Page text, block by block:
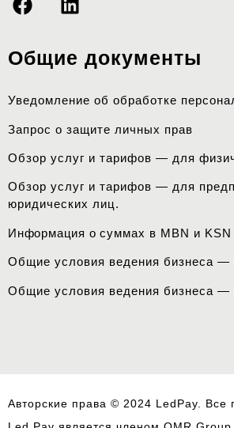
Общие документы
Уведомление об обработке
Запрос о защите личных прав
Обзор услуг и тарифов — для
Обзор услуг и тарифов — для
юридических лиц.
Информация осуммах в MBN и KSN
Общие условия ведения бизнеса —
Общие условия ведения бизнеса —
Авторские права © 2024 LedPay. Все